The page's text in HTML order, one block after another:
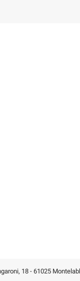
18 - 61025